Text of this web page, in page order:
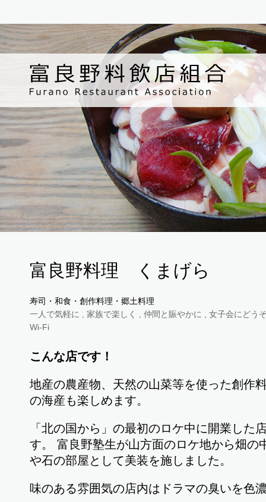
富良野料理 くまげら
寿司・和食・創作料理・郷土料理
一人で気軽に , 家族で楽しく , 仲間と賑やかに , 女子会にどう
Wi-Fi
こんな店です！
地産の農産物、天然の山菜等を使った創作
の海産も楽しめます。
「北の国から」の最初のロケ中に開業した
す。 富良野塾生が山方面のロケ地から畑の
や石の部屋として美装を施しました。
味のある雰囲気の店内はドラマの臭いを色